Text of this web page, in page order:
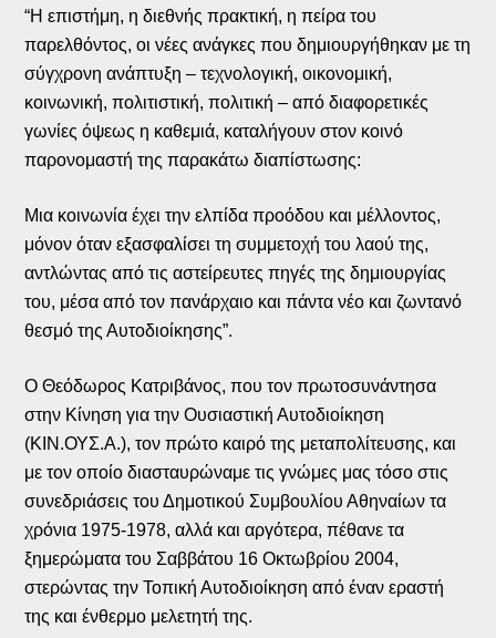
“Η επιστήμη, η διεθνής πρακτική, η πείρα του
παρελθόντος, οι νέες ανάγκες που δημιουργήθηκαν με τη
σύγχρονη ανάπτυξη – τεχνολογική, οικονομική,
κοινωνική, πολιτιστική, πολιτική – από διαφορετικές
γωνίες όψεως η καθεμιά, καταλήγουν στον κοινό
παρονομαστή της παρακάτω διαπίστωσης:
Μια κοινωνία έχει την ελπίδα προόδου και μέλλοντος,
μόνον όταν εξασφαλίσει τη συμμετοχή του λαού της,
αντλώντας από τις αστείρευτες πηγές της δημιουργίας
του, μέσα από τον πανάρχαιο και πάντα νέο και ζωντανό
θεσμό της Αυτοδιοίκησης”.
Ο Θεόδωρος Κατριβάνος, που τον πρωτοσυνάντησα
στην Κίνηση για την Ουσιαστική Αυτοδιοίκηση
(ΚΙΝ.ΟΥΣ.Α.), τον πρώτο καιρό της μεταπολίτευσης, και
με τον οποίο διασταυρώναμε τις γνώμες μας τόσο στις
συνεδριάσεις του Δημοτικού Συμβουλίου Αθηναίων τα
χρόνια 1975-1978, αλλά και αργότερα, πέθανε τα
ξημερώματα του Σαββάτου 16 Οκτωβρίου 2004,
στερώντας την Τοπική Αυτοδιοίκηση από έναν εραστή
της και ένθερμο μελετητή της.